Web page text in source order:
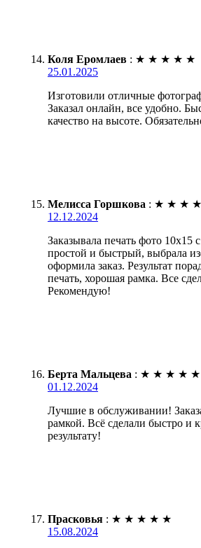
Коля Еромлаев : ★ ★ ★ ★ ★
25.01.2025
Изготовили отличные
Заказал онлайн, все удобно.
качество на высоте.
Мелисса Горшкова : ★ ★ ★ ★
12.12.2024
Заказывала печать фото 10х15
простой и быстрый, выбрала
оформила заказ. Результат
печать, хорошая рамка. Все
Рекомендую!
Берта Мальцева : ★ ★ ★ ★ ★
01.12.2024
Лучшие в обслуживании!
рамкой. Всё сделали быстро и
результату!
Прасковья : ★ ★ ★ ★ ★
15.08.2024